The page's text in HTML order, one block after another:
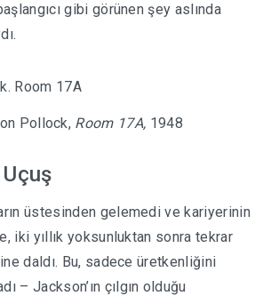
gibi görünen şey aslında
Pollock, Room 17A, 1948
üstesinden gelemedi ve kariyerinin
iki yıllık yoksunluktan sonra tekrar
daldı. Bu, sadece üretkenliğini
– Jackson’ın çılgın olduğu